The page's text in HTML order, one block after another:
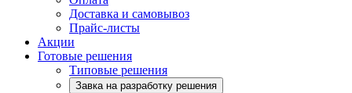
Доставка и самовывоз
Прайс-листы
Акции
Готовые решения
Типовые решения
Завка на разработку решения